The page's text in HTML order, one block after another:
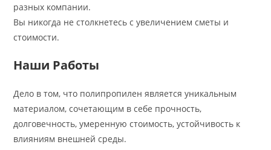
разных компании.
Вы никогда не столкнетесь с увеличением сметы и
стоимости.
Наши Работы
Дело в том, что полипропилен является уникальным
материалом, сочетающим в себе прочность,
долговечность, умеренную стоимость, устойчивость к
влияниям внешней среды.